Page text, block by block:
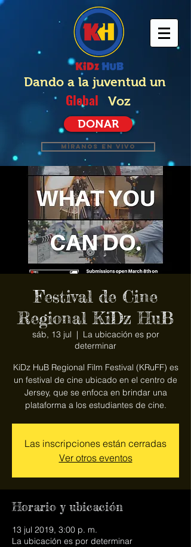
Dando a la juventud un
Global Voz
DONAR
MÍRANOS EN VIVO
Festival de Cine
Regional KiDz HuB
sáb, 13 jul
  |
La ubicación es por
determinar
KiDz HuB Regional Film Festival (KRuFF) es
un festival de cine ubicado en el centro de
Jersey, que se enfoca en brindar una
plataforma a los estudiantes de cine.
Las inscripciones están cerradas
Ver otros eventos
Horario y ubicación
13 jul 2019, 3:00 p. m.
La ubicación es por determinar